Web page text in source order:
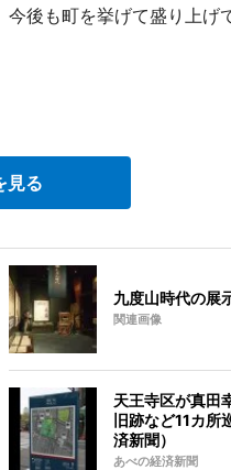
後も町を挙げて盛り上げ
見る
九度山時代の展
関連画像
天王寺区が真田
旧跡など11カ所
済新聞）
あべの経済新聞